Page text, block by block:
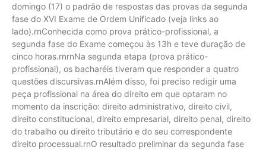
domingo (17) o padrão de respostas das provas da segunda
fase do XVI Exame de Ordem Unificado (veja links ao
lado).rnConhecida como prova prático-profissional, a
segunda fase do Exame começou às 13h e teve duração de
cinco horas.rnrnNa segunda etapa (prova prático-
profissional), os bacharéis tiveram que responder a quatro
questões discursivas.rnAlém disso, foi preciso redigir uma
peça profissional na área do direito em que optaram no
momento da inscrição: direito administrativo, direito civil,
direito constitucional, direito empresarial, direito penal, direito
do trabalho ou direito tributário e do seu correspondente
direito processual.rnO resultado preliminar da segunda fase